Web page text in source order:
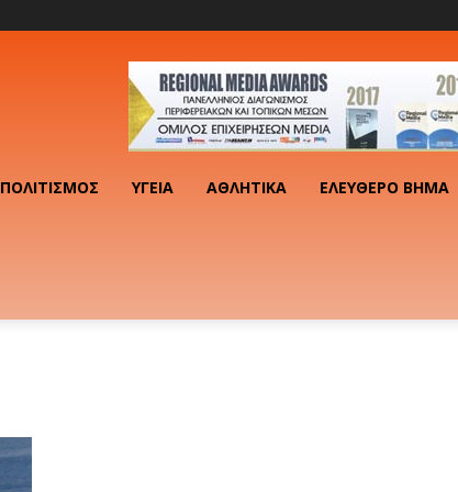
ΠΟΛΙΤΙΣΜΌΣ ΥΓΕΊΑ ΑΘΛΗΤΙΚΆ ΕΛΕΎΘΕΡΟ ΒΉΜΑ